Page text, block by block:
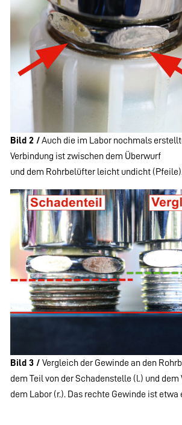
Bild 2 /Auch die im Labor nochmals
Verbindung ist zwischen dem Überwurf
und dem Rohrbelüfter leicht undicht
Bild 3 /Vergleich der Gewinde an den
dem Teil von der Schadenstelle (l.) und
dem Labor (r.). Das rechte Gewinde ist etwa